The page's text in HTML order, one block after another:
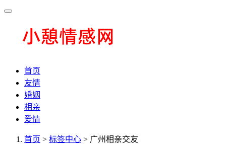
首页
友情
婚姻
相亲
爱情
首页 > 标签中心 > 广州相亲交友